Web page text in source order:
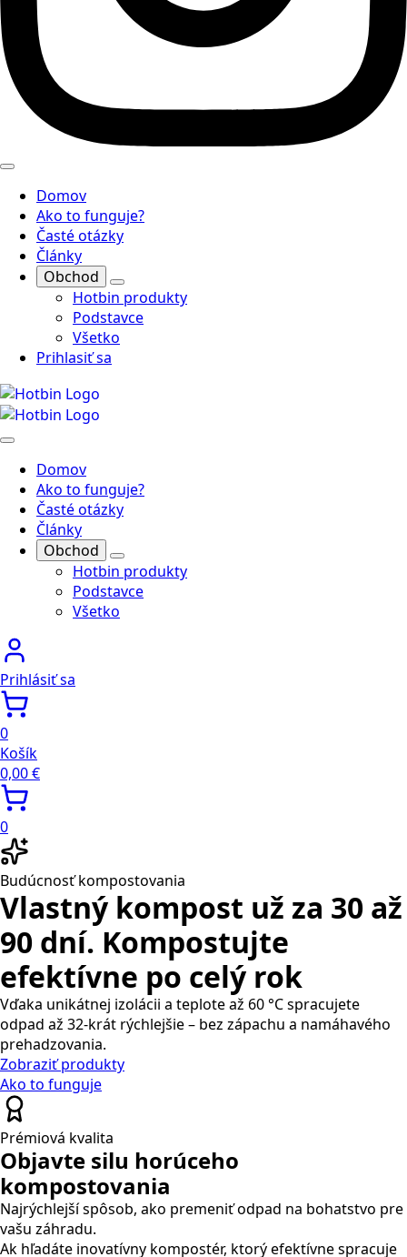
Domov
Ako to funguje?
Časté otázky
Články
Obchod
Hotbin produkty
Podstavce
Všetko
Prihlasiť sa
Domov
Ako to funguje?
Časté otázky
Články
Obchod
Hotbin produkty
Podstavce
Všetko
Prihlásiť sa
0
Košík
0,00€
0
Budúcnosť kompostovania
Vlastný kompost už za 30 až
90 dní. Kompostujte
efektívne po celý rok
Vďaka unikátnej izolácii a teplote až 60 °C spracujete
odpad až 32-krát rýchlejšie – bez zápachu a namáhavého
prehadzovania.
Zobraziť produkty
Ako to funguje
Prémiová kvalita
Objavte silu horúceho
kompostovania
Najrýchlejší spôsob, ako premeniť odpad na bohatstvo pre
vašu záhradu.
Ak hľadáte inovatívny kompostér, ktorý efektívne spracuje